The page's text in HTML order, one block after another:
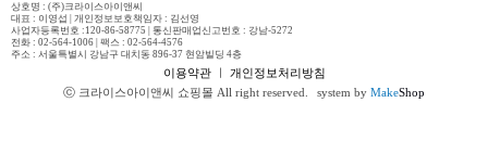
상호명 : (주)크라이스아이앤씨
대표 : 이영섭 | 개인정보보호책임자 : 김선영
사업자등록번호 :120-86-58775 | 통신판매업신고번호 : 강남-5272
전화 : 02-564-1006 | 팩스 : 02-564-4576
주소 : 서울특별시 강남구 대치동 896-37 현암빌딩 4층
이용약관ㅣ 개인정보처리방침
ⓒ 크라이스아이앤씨 쇼핑몰 All right reserved.
system by MakeShop